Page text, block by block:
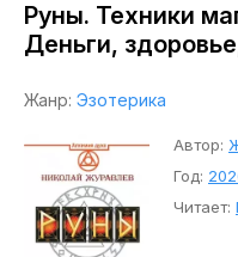
Руны. Техники
Деньги,
Жанр: Эзотерика
Автор:
Год:
Читает: